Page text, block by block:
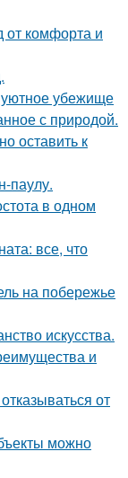
от комфорта и
убежище
с природой.
оставить к
паулу.
в одном
все, что
на побережье
искусства.
и
от
можно